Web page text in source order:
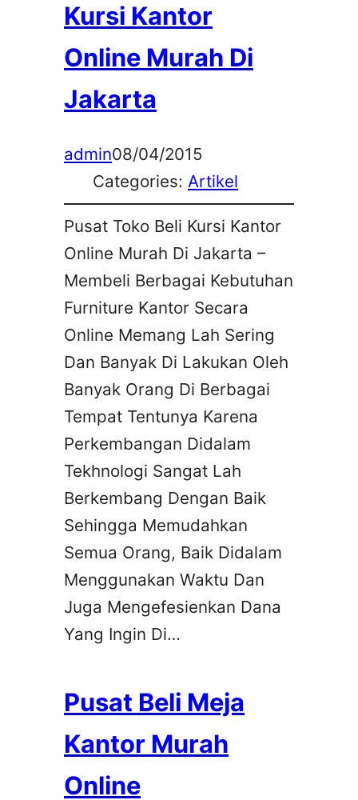
Kursi Kantor
Online Murah Di
Jakarta
admin08/04/2015
Categories: Artikel
Pusat Toko Beli Kursi Kantor
Online Murah Di Jakarta –
Membeli Berbagai Kebutuhan
Furniture Kantor Secara
Online Memang Lah Sering
Dan Banyak Di Lakukan Oleh
Banyak Orang Di Berbagai
Tempat Tentunya Karena
Perkembangan Didalam
Tekhnologi Sangat Lah
Berkembang Dengan Baik
Sehingga Memudahkan
Semua Orang, Baik Didalam
Menggunakan Waktu Dan
Juga Mengefesienkan Dana
Yang Ingin Di…
Pusat Beli Meja
Kantor Murah
Online